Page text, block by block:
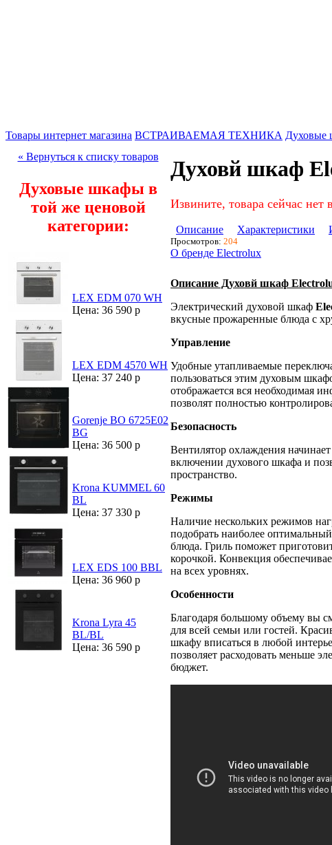
Товары интернет магазина ВСТРАИВАЕМАЯ ТЕХНИКА Духовые
« Вернуться к списку товаров
Духовые шкафы в
той же ценовой
категории:
LEX EDM 070 WH
Цена: 36 590 р
LEX EDM 4570 WH
Цена: 37 240 р
Gorenje BO 6725E02
BG
Цена: 36 500 р
Krona KUMMEL 60
BL
Цена: 37 330 р
LEX EDS 100 BBL
Цена: 36 960 р
Krona Lyra 45
BL/BL
Цена: 36 590 р
Духовй шкаф
Извините, товара сейчас нет
Описание Характеристики
Просмотров: 204
О бренде Electrolux
Описание Духовй шкаф
Электрический духовой шкаф
вкусные прожаренные блюда с
Управление
Удобные утапливаемые
пользоваться этим духовым
отображается вся необходимая
позволят полностью
Безопасность
Вентилятор охлаждения
включении духового шкафа и
пространство.
Режимы
Наличие нескольких режимов
подобрать наиболее
блюда. Гриль поможет
корочкой. Конвекция
на всех уровнях.
Особенности
Благодаря большому объему вы
для всей семьи или гостей.
шкафу вписаться в любой
позволяет расходовать меньше
бюджет.